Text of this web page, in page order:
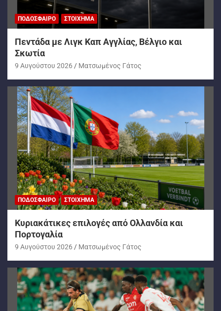
ΠΟΔΌΣΦΑΙΡΟ ΣΤΟΊΧΗΜΑ
Πεντάδα με Λιγκ Καπ Αγγλίας, Βέλγιο και
Σκωτία
9 Αυγούστου 2026 Ματσωμένος Γάτος
ΠΟΔΌΣΦΑΙΡΟ ΣΤΟΊΧΗΜΑ
Kυριακάτικες επιλογές από Ολλανδία και
Πορτογαλία
9 Αυγούστου 2026 Ματσωμένος Γάτος